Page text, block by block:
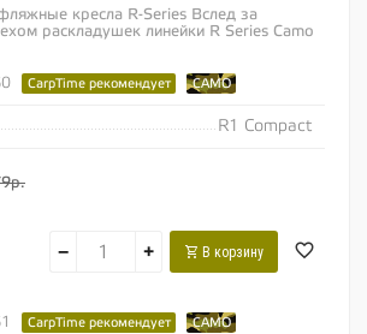
кресла R-Series Вслед за
раскладушек линейки R Series Camo
CarpTime рекомендует CAMO
R1 Compact
− + В корзину
CarpTime рекомендует CAMO